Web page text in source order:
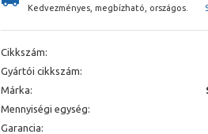
Kedvezményes, megbízható, országos.
Cikkszám:
Gyártói cikkszám:
Márka:
Mennyiségi egység:
Garancia: